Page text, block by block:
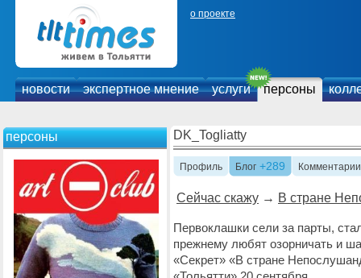
о проекте
новости экспертное мнение услуги персоны
персоны DK_Togliatty
Профиль Блог +289 Комментарии
Сейчас скажу → В стране
Первоклашки сели за парты,
прежнему любят озорничать и
«Секрет» «В стране